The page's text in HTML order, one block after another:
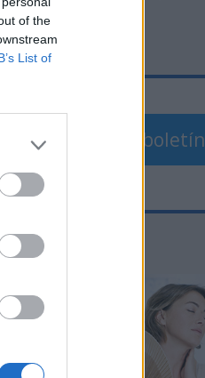
of the
List of
Suscríbete al boletín